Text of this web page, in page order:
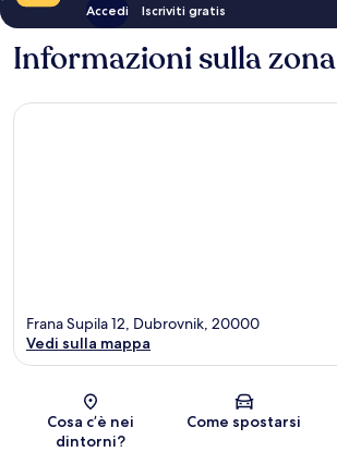
Accedi Iscriviti gratis
Informazioni sulla zona
Mappa
Frana Supila 12, Dubrovnik, 20000
Vedi sulla mappa
Cosa c’è nei
dintorni?
Come spostarsi